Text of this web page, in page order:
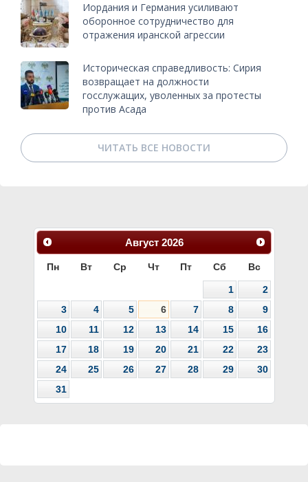
Иордания и Германия усиливают
оборонное сотрудничество для
отражения иранской агрессии
Историческая справедливость: Сирия
возвращает на должности
госслужащих, уволенных за протесты
против Асада
ЧИТАТЬ ВСЕ НОВОСТИ
Август 2026
Пн Вт Ср Чт Пт Сб Вс
1
2
3
4 5 6 7 8
9
10
11 12 13 14 15
16
17
18 19 20 21 22
23
24
25 26 27 28 29
30
31